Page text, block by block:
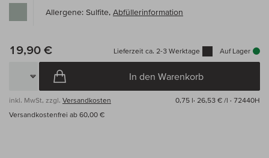
Allergene: Sulfite, Abfüllerinformation
19,90 € Lieferzeit ca. 2-3 Werktage Auf Lager
In den Warenkorb
inkl. MwSt, zzgl. Versandkosten 0,75 l· 26,53 € /l · 72440H
Versandkostenfrei ab 60,00 €